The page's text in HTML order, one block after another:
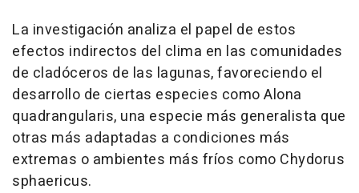
La investigación analiza el papel de estos
efectos indirectos del clima en las comunidades
de cladóceros de las lagunas, favoreciendo el
desarrollo de ciertas especies como Alona
quadrangularis, una especie más generalista que
otras más adaptadas a condiciones más
extremas o ambientes más fríos como Chydorus
sphaericus.